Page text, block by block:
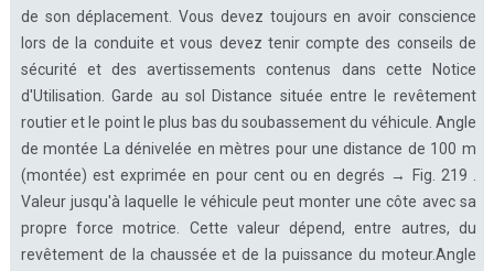
de son déplacement. Vous devez toujours en avoir conscience
lors de la conduite et vous devez tenir compte des conseils de
sécurité et des avertissements contenus dans cette Notice
d'Utilisation. Garde au sol Distance située entre le revêtement
routier et le point le plus bas du soubassement du véhicule. Angle
de montée La dénivelée en mètres pour une distance de 100 m
(montée) est exprimée en pour cent ou en degrés → Fig. 219 .
Valeur jusqu'à laquelle le véhicule peut monter une côte avec sa
propre force motrice. Cette valeur dépend, entre autres, du
revêtement de la chaussée et de la puissance du moteur.Angle